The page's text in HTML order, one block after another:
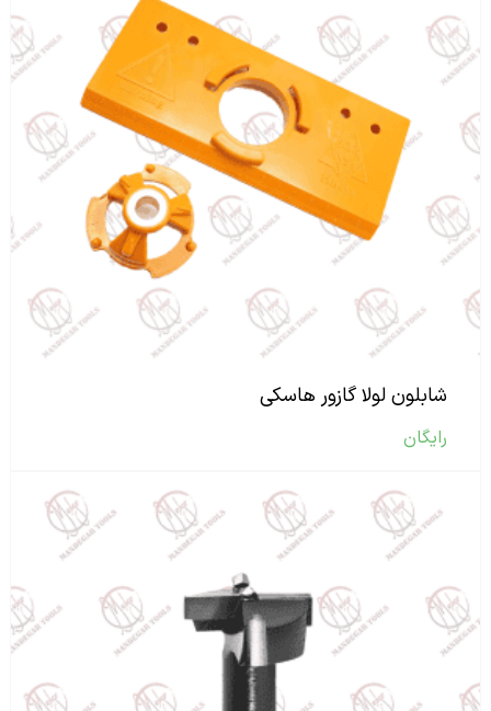
شابلون لولا گازور هاسکی
رایگان